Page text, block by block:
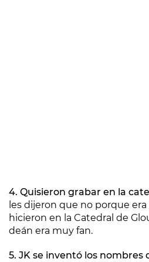
4. Quisieron grabar en la
les dijeron que no porque
hicieron en la Catedral de
deán era muy fan.
5. JK se inventó los nombres